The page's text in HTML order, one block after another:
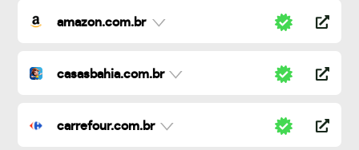
amazon.com.br
casasbahia.com.br
carrefour.com.br